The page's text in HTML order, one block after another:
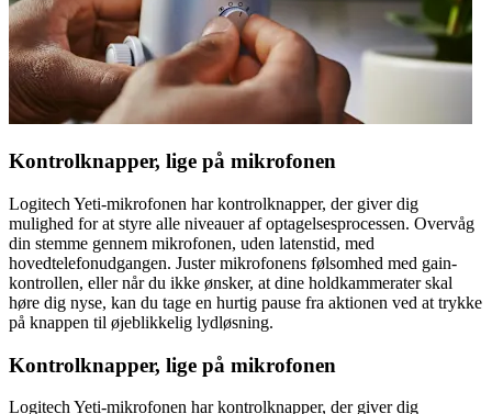
Kontrolknapper, lige på mikrofonen
Logitech Yeti-mikrofonen har kontrolknapper, der giver dig
mulighed for at styre alle niveauer af optagelsesprocessen. Overvåg
din stemme gennem mikrofonen, uden latenstid, med
hovedtelefonudgangen. Juster mikrofonens følsomhed med gain-
kontrollen, eller når du ikke ønsker, at dine holdkammerater skal
høre dig nyse, kan du tage en hurtig pause fra aktionen ved at trykke
på knappen til øjeblikkelig lydløsning.
Kontrolknapper, lige på mikrofonen
Logitech Yeti-mikrofonen har kontrolknapper, der giver dig